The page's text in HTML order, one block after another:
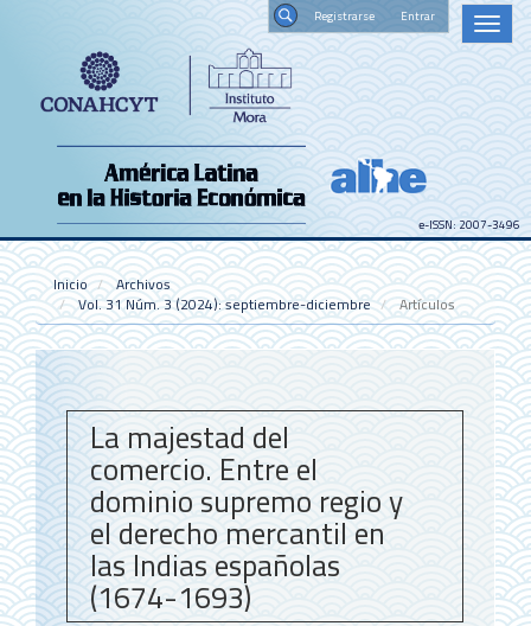
Contenido
principal
Barra
Toggle
e-ISSN: 2007-3496
Inicio Archivos
Vol. 31 Núm. 3 (2024): septiembre-diciembre Artículos
La majestad del
comercio. Entre el
dominio supremo regio y
el derecho mercantil en
las Indias españolas
(1674-1693)